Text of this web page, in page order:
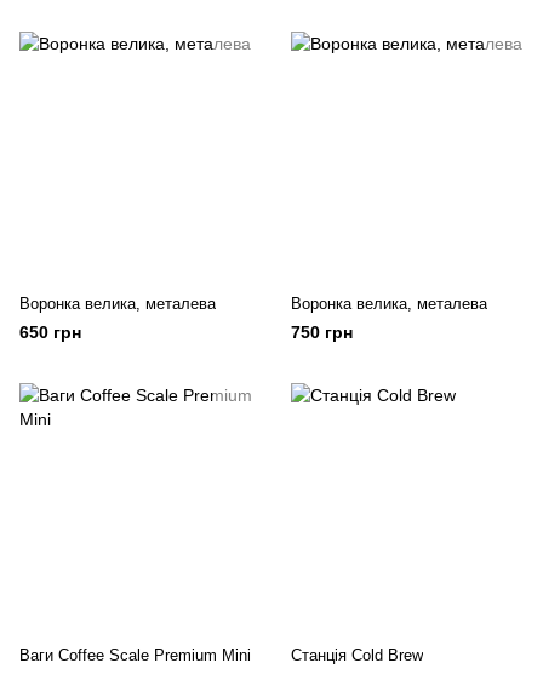
Воронка велика, металева
650 грн
Воронка велика, металева
750 грн
Ваги Coffee Scale Premium Mini Станція Cold Brew